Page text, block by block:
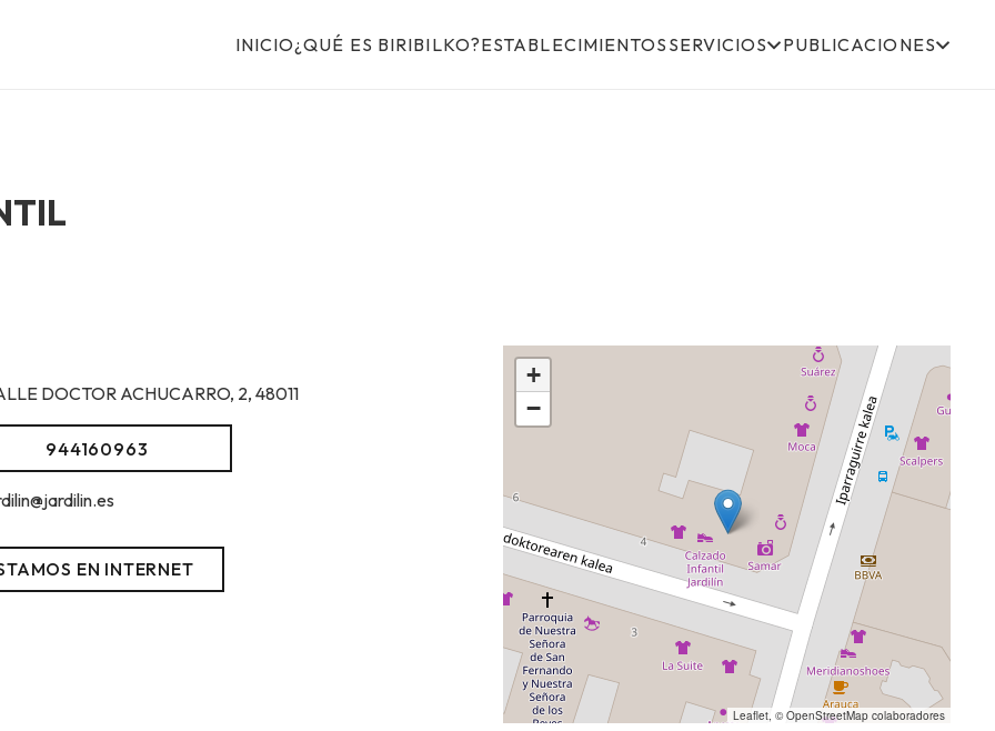
INICIO¿QUÉ ES BIRIBILKO?ESTABLECIMIENTOS SERVICIOS PUBLICACIONES
DOCTOR ACHUCARRO, 2, 48011
944160963
EN INTERNET
+
−
Leaflet, ©OpenStreetMapcolaboradores